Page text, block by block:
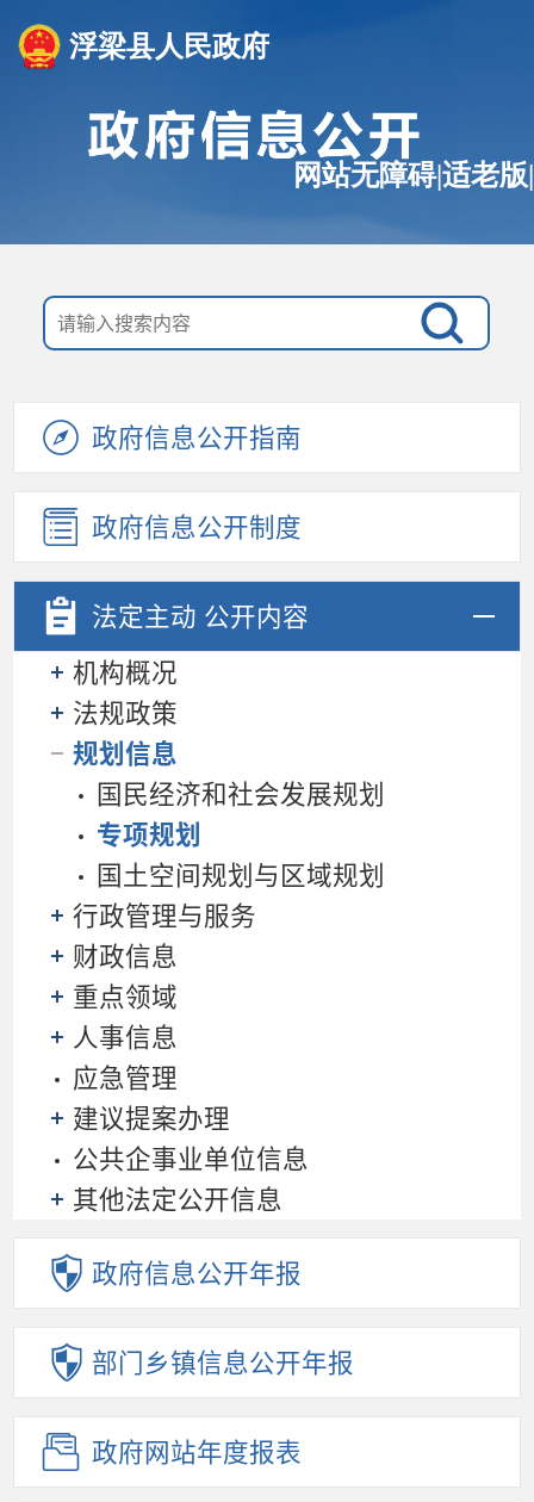
浮梁县人民政府
网站无障碍|适老版|
政府信息公开指南
政府信息公开制度
法定主动 公开内容
机构概况
法规政策
规划信息
国民经济和社会发展规划
专项规划
国土空间规划与区域规划
行政管理与服务
财政信息
重点领域
人事信息
应急管理
建议提案办理
公共企事业单位信息
其他法定公开信息
政府信息公开年报
部门乡镇信息公开年报
政府网站年度报表